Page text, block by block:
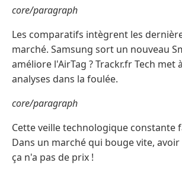
core/paragraph
Les comparatifs intègrent les
marché. Samsung sort un nouveau
améliore l'AirTag ? Trackr.fr Tech met
analyses dans la foulée.
core/paragraph
Cette veille technologique constante
Dans un marché qui bouge vite, avoir
ça n'a pas de prix !